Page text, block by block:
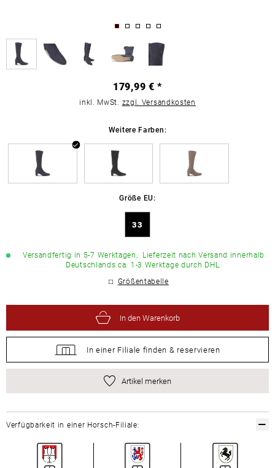
179,99 € *
inkl. MwSt. zzgl. Versandkosten
Weitere Farben:
Größe EU:
33
Versandfertig in 5-7 Werktagen, Lieferzeit nach Versand innerhalb
Deutschlands ca. 1-3 Werktage durch DHL.
Größentabelle
In den Warenkorb
In einer Filiale finden & reservieren
Artikel merken
Verfügbarkeit in einer Horsch-Filiale: